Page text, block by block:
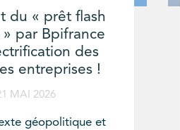
du « prêt flash
par Bpifrance
des
entreprises !
MAI 2026
géopolitique et